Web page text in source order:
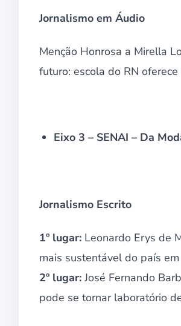
Jornalismo em Áudio
Menção Honrosa a Mirella
futuro: escola do RN
Eixo 3 – SENAI – Da
Jornalismo Escrito
1º lugar: Leonardo Erys de
mais sustentável do país
2º lugar:José Fernando
pode se tornar laboratório